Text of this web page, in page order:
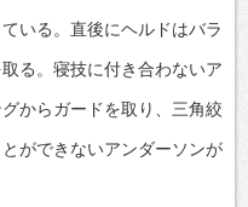
いる。直後にヘルドはバラ
る。寝技に付き合わないア
からガードを取り、三角絞
ができないアンダーソンが